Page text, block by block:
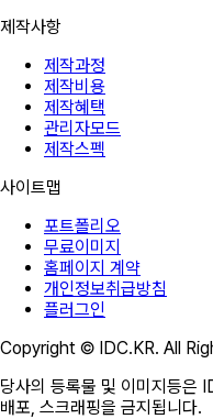
제작사항
제작과정
제작비용
제작혜택
관리자모드
제작스펙
사이트맵
포트폴리오
무료이미지
홈페이지 계약
개인정보취급방침
플러그인
Copyright © IDC.KR. All
당사의 등록물 및 이미지등은
배포, 스크래핑을 금지됩니다.